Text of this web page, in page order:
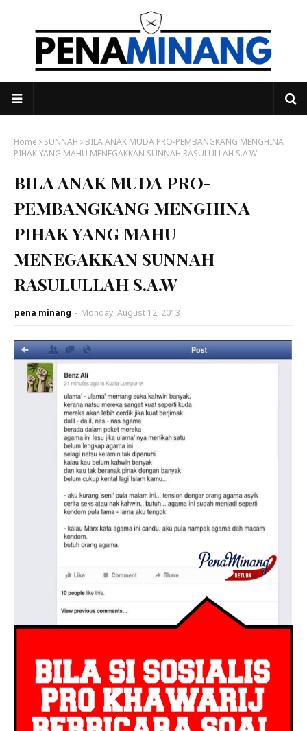
Home SUNNAH
BILA ANAK MUDA PRO-PEMBANGKANG MENGHINA
PIHAK YANG MAHU MENEGAKKAN SUNNAH RASULULLAH S.A.W
BILA ANAK MUDA PRO-
PEMBANGKANG MENGHINA
PIHAK YANG MAHU
MENEGAKKAN SUNNAH
RASULULLAH S.A.W
pena minang - Monday, August 12, 2013